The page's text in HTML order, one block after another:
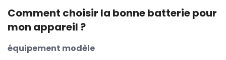
Comment choisir la bonne batterie pour
mon appareil ?
équipement modèle